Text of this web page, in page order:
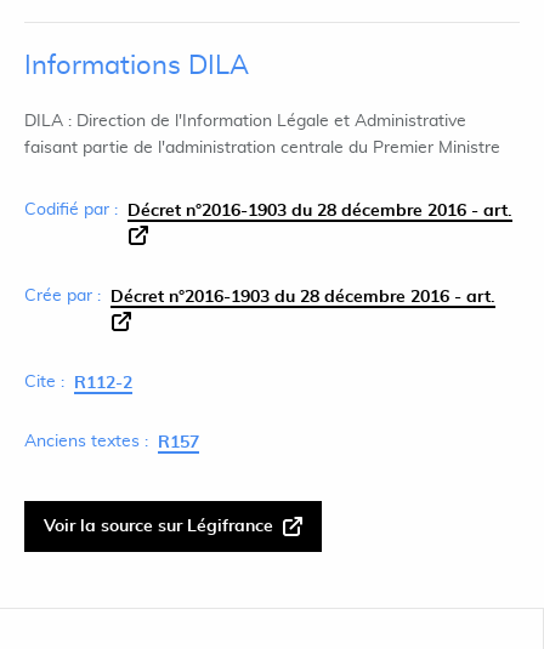
Informations DILA
DILA : Direction de l'Information Légale et Administrative
faisant partie de l'administration centrale du Premier Ministre
Codifié par : Décret n°2016-1903 du 28 décembre 2016 - art.
Crée par : Décret n°2016-1903 du 28 décembre 2016 - art.
Cite : R112-2
Anciens textes : R157
Voir la source sur Légifrance